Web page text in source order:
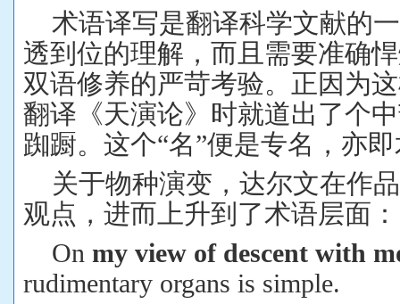
术语译写是翻译科学文献的
透到位的理解，而且需要准确
双语修养的严苛考验。正因为
翻译《天演论》时就道出了个
踟蹰。这个“名”便是专名，亦
关于物种演变，达尔文在作
观点，进而上升到了术语层面：
On my view of descent with
rudimentary organs is simple.